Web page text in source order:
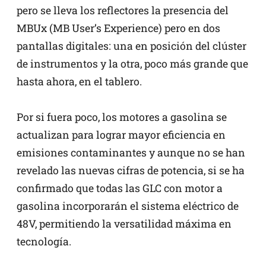
pero se lleva los reflectores la presencia del
MBUx (MB User’s Experience) pero en dos
pantallas digitales: una en posición del clúster
de instrumentos y la otra, poco más grande que
hasta ahora, en el tablero.
Por si fuera poco, los motores a gasolina se
actualizan para lograr mayor eficiencia en
emisiones contaminantes y aunque no se han
revelado las nuevas cifras de potencia, si se ha
confirmado que todas las GLC con motor a
gasolina incorporarán el sistema eléctrico de
48V, permitiendo la versatilidad máxima en
tecnología.